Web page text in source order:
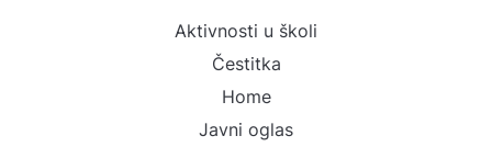
Aktivnosti u školi
Čestitka
Home
Javni oglas